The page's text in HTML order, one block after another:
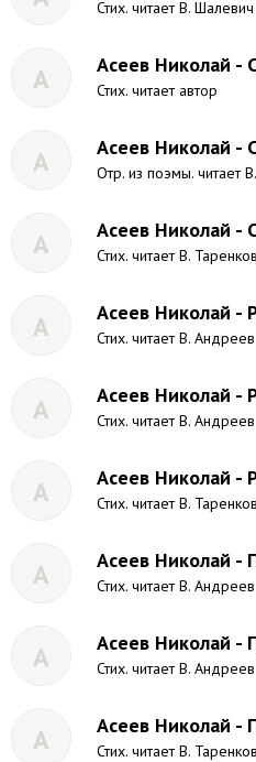
Стих. читает В. Шалевич
А Асеев Николай -
Стих. читает автор
А Асеев Николай -
Отр. из поэмы. читает
А Асеев Николай -
Стих. читает В. Таренков
А Асеев Николай -
Стих. читает В. Андреев
А Асеев Николай -
Стих. читает В. Андреев
А Асеев Николай -
Стих. читает В. Таренков
А Асеев Николай -
Стих. читает В. Андреев
А Асеев Николай -
Стих. читает В. Андреев
А Асеев Николай -
Стих. читает В. Таренков